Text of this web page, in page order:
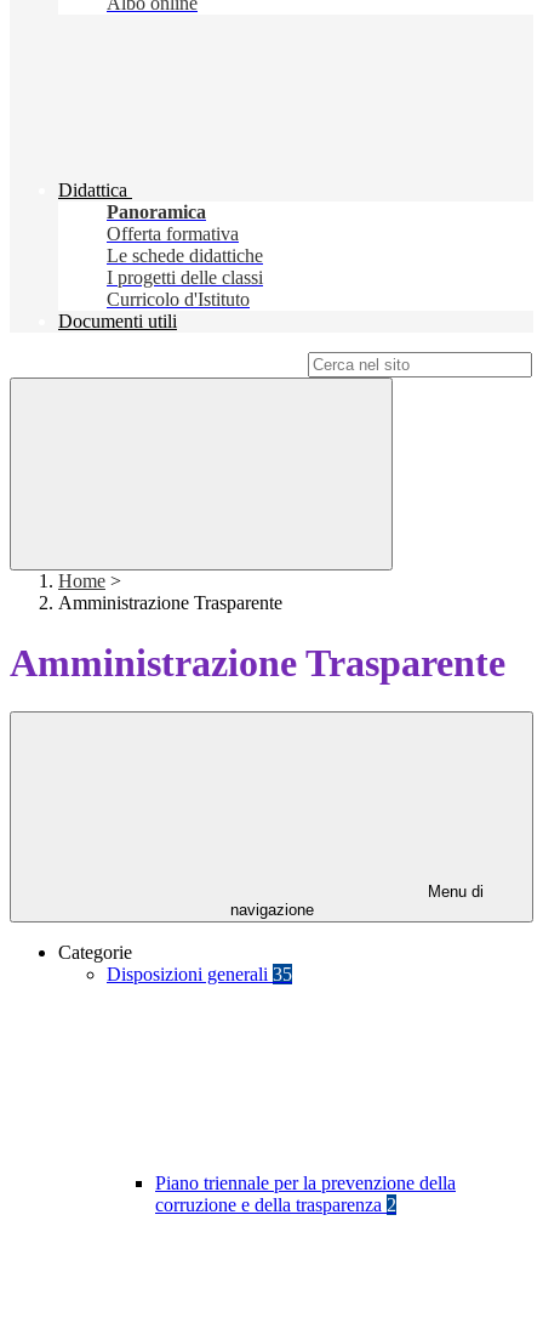
Didattica
Panoramica
Offerta formativa
Le schede didattiche
I progetti delle classi
Curricolo d'Istituto
Documenti utili
Home >
Amministrazione Trasparente
Amministrazione Trasparente
Menu di
navigazione
Categorie
Disposizioni generali 35
Piano triennale per la prevenzione della
corruzione e della trasparenza 2